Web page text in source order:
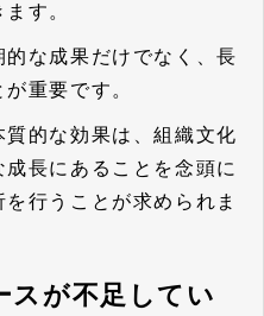
す。
な成果だけでなく、長
重要です。
的な効果は、組織文化
長にあることを念頭に
行うことが求められま
スが不足してい